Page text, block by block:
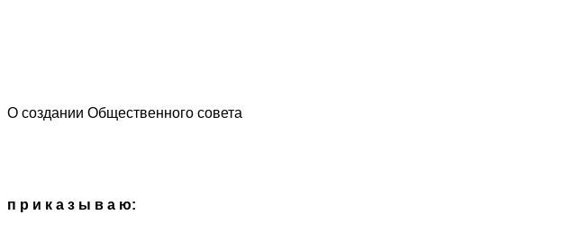
О создании Общественного совета
п р и к а з ы в а ю: